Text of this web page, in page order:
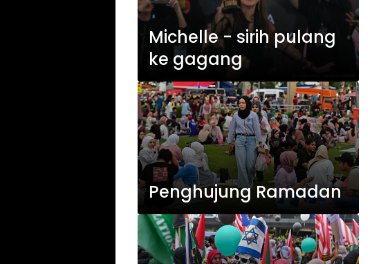
Michelle - sirih pulang
ke gagang
Penghujung Ramadan